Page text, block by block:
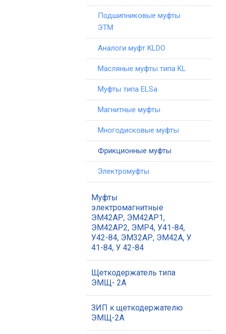
Подшипниковые муфты
ЭТМ
Аналоги муфт KLDO
Масляные муфты типа KL
Муфты типа ELSa
Магнитные муфты
Многодисковые муфты
Фрикционные муфты
Электромуфты
Муфты
электромагнитные
ЭМ42АР, ЭМ42АР1,
ЭМ42АР2, ЭМР4, У41-84,
У42-84, ЭМ32АР, ЭМ42А, У
41-84, У 42-84
Щеткодержатель типа
ЭМЩ- 2А
ЗИП к щеткодержателю
ЭМЩ-2А